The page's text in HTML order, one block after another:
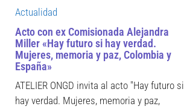
Actualidad
Acto con ex Comisionada Alejandra
Miller «Hay futuro si hay verdad.
Mujeres, memoria y paz, Colombia y
España»
ATELIER ONGD invita al acto "Hay futuro si
hay verdad. Mujeres, memoria y paz,